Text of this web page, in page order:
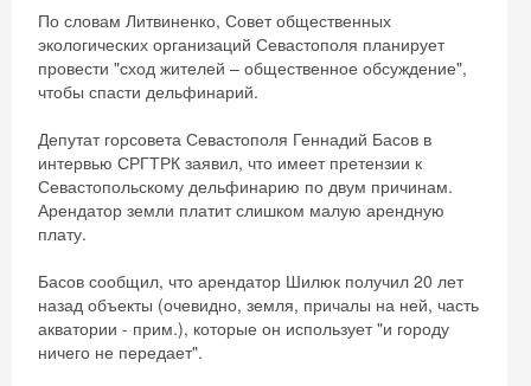
По словам Литвиненко, Совет общественных
экологических организаций Севастополя планирует
провести "сход жителей – общественное обсуждение",
чтобы спасти дельфинарий.
Депутат горсовета Севастополя Геннадий Басов в
интервью СРГТРК заявил, что имеет претензии к
Севастопольскому дельфинарию по двум причинам.
Арендатор земли платит слишком малую арендную
плату.
Басов сообщил, что арендатор Шилюк получил 20 лет
назад объекты (очевидно, земля, причалы на ней, часть
акватории - прим.), которые он использует "и городу
ничего не передает".